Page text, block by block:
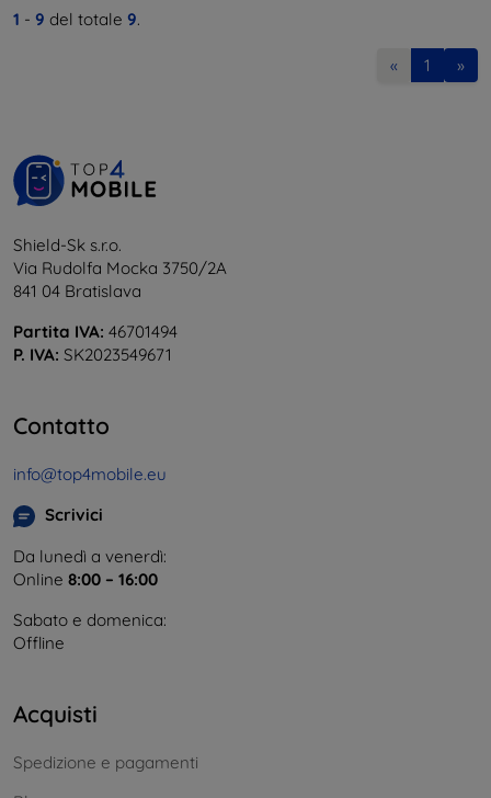
1 - 9 del totale 9.
« 1 »
Shield-Sk s.r.o.
Via Rudolfa Mocka 3750/2A
841 04 Bratislava
Partita IVA: 46701494
P. IVA: SK2023549671
Contatto
info@top4mobile.eu
Scrivici
Da lunedì a venerdì:
Online 8:00 – 16:00
Sabato e domenica:
Offline
Acquisti
Spedizione e pagamenti